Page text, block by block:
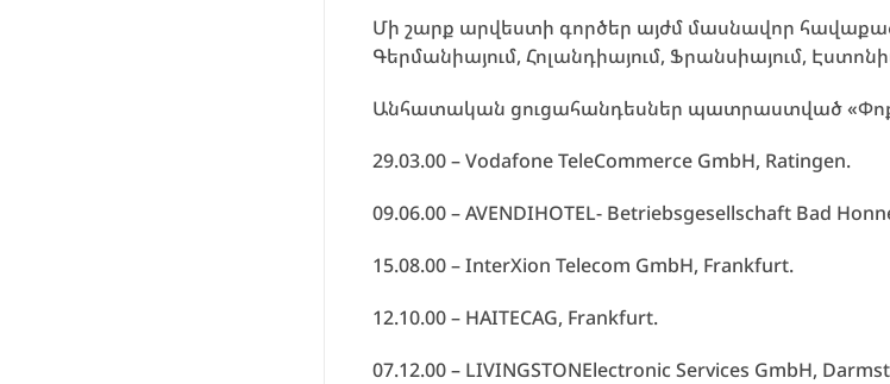
Մի շարք արվեստի գործեր այժմ մասնավոր
Գերմանիայում, Հոլանդիայում, Ֆրանսիայում,
Անհատական ցուցահանդեսներ պատրաստված
29.03.00 – Vodafone TeleCommerce GmbH, Ratingen.
09.06.00 – AVENDIHOTEL- Betriebsgesellschaft Bad
15.08.00 – InterXion Telecom GmbH, Frankfurt.
12.10.00 – HAITECAG, Frankfurt.
07.12.00 – LIVINGSTONElectronic Services GmbH,